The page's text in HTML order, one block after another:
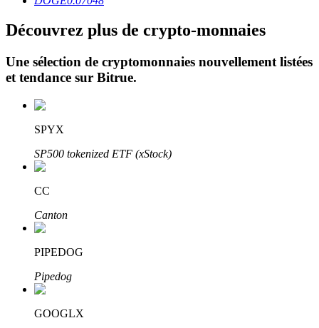
Apprenez le Staking
Découvrez comment gagner un revenu passif
Découvrez plus de crypto-monnaies
Une sélection de cryptomonnaies nouvellement listées
et tendance sur Bitrue.
SPYX
SP500 tokenized ETF (xStock)
CC
Canton
PIPEDOG
Pipedog
GOOGLX